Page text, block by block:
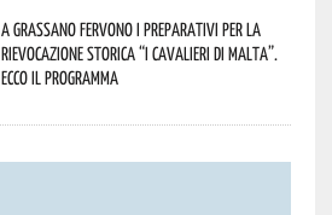
A Grassano fervono i preparativi per la
Rievocazione Storica “I CAVALIERI DI MALTA”.
Ecco il programma